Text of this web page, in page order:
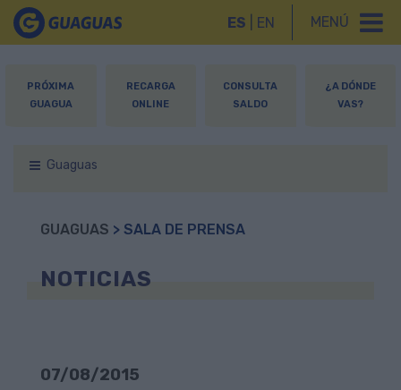
MENÚ
ES EN
PRÓXIMA
GUAGUA
RECARGA
ONLINE
CONSULTA
SALDO
¿A DÓNDE
VAS?
Guaguas
GUAGUAS > SALA DE PRENSA
NOTICIAS
07/08/2015